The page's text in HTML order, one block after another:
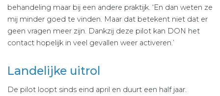
behandeling maar bij een andere praktijk. ‘En dan weten ze
mij minder goed te vinden. Maar dat betekent niet dat er
geen vragen meer zijn. Dankzij deze pilot kan DON het
contact hopelijk in veel gevallen weer activeren.’
Landelijke uitrol
De pilot loopt sinds eind april en duurt een half jaar.